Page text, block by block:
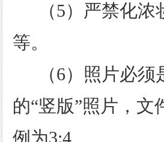
（5）严禁化
等。
（6）照片必
的“竖版”照片，
例为3:4。